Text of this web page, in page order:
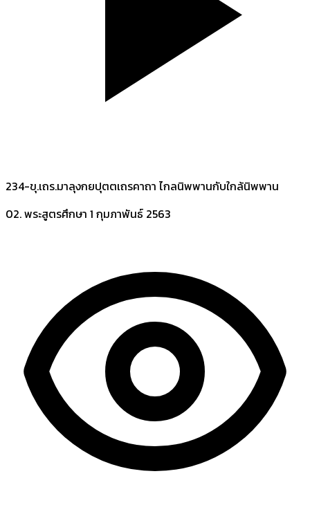
234-ขุ.เถร.มาลุงกยปุตตเถรคาถา ไกลนิพพานกับใกล้นิพพาน
02. พระสูตรศึกษา 1 กุมภาพันธ์ 2563